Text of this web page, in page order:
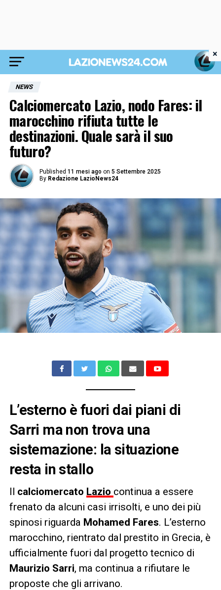
NEWS
Calciomercato Lazio, nodo Fares: il
marocchino rifiuta tutte le
destinazioni. Quale sarà il suo
futuro?
Published 11 mesi ago on 5 Settembre 2025
By Redazione LazioNews24
L’esterno è fuori dai piani di
Sarri ma non trova una
sistemazione: la situazione
resta in stallo
Il calciomercato Lazio continua a essere
frenato da alcuni casi irrisolti, e uno dei più
spinosi riguarda Mohamed Fares. L’esterno
marocchino, rientrato dal prestito in Grecia, è
ufficialmente fuori dal progetto tecnico di
Maurizio Sarri, ma continua a rifiutare le
proposte che gli arrivano.
×